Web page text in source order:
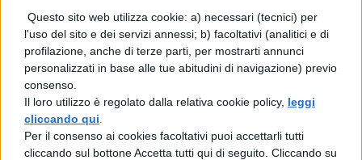
Questo sito web utilizza cookie: a) necessari (tecnici) per
l'uso del sito e dei servizi annessi; b) facoltativi (analitici e di
profilazione, anche di terze parti, per mostrarti annunci
personalizzati in base alle tue abitudini di navigazione) previo
consenso.
Il loro utilizzo è regolato dalla relativa cookie policy, leggi
cliccando qui
Per il consenso ai cookies facoltativi puoi accettarli tutti
cliccando sul bottone Accetta tutti qui di seguito. Cliccando su